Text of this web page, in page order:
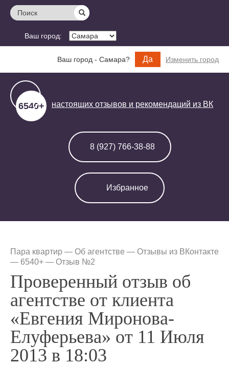
Поиск
Ваш город:
Ваш город - Самара? Да Изменить город
6540+ настоящих отзывов и рекомендаций из ВК
Избранное
8 (927) 766-38-88
Пара квартир — Об агентстве — Отзывы из ВКонтакте
— 6540+ — Отзыв №2
Проверенный отзыв об
агентстве от клиента
«Евгения Миронова-
Елуферьева» от 11 Июля
2013 в 18:03